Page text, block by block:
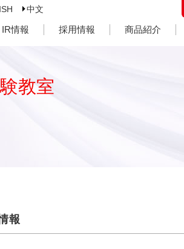
中文
IR情報 採用情報 商品紹介
教室
報